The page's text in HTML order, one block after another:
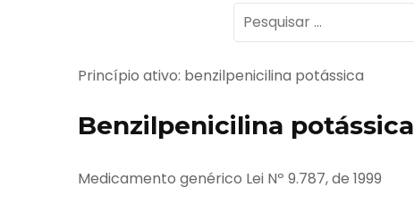
Pesquisar
por:
Princípio ativo: benzilpenicilina potássica
Benzilpenicilina potássica
Medicamento genérico Lei Nº 9.787, de 1999